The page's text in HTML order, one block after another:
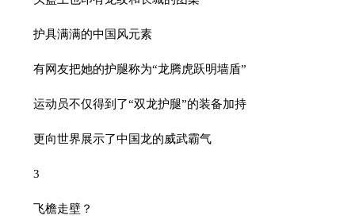
护具满满的中国风元素
有网友把她的护腿称为“龙腾虎跃明墙盾”
运动员不仅得到了“双龙护腿”的装备加持
更向世界展示了中国龙的威武霸气
3
飞檐走壁？